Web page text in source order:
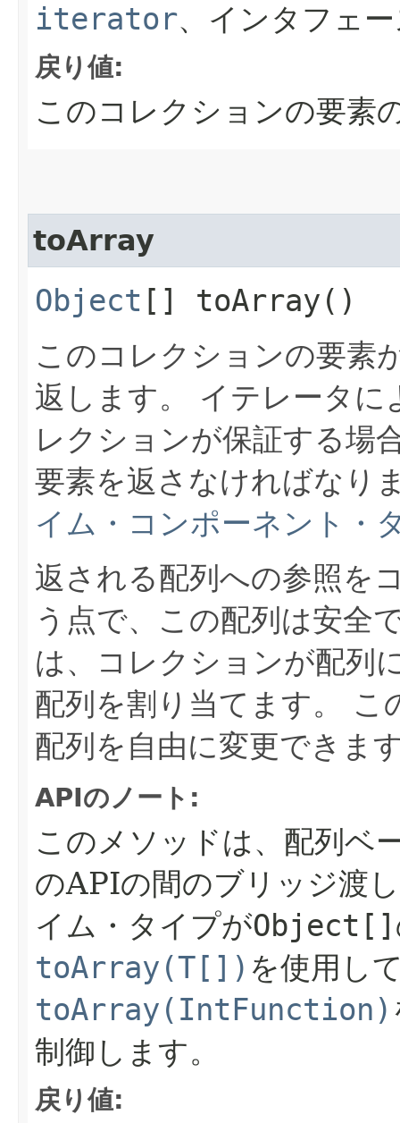
iterator、インタフェ
戻り値:
このコレクションの要素
toArray
Object [] toArray()
このコレクションの要素
返します。
イテレータに
レクションが保証する場
要素を返さなければなり
イム・コンポーネント・
返される配列への参照を
う点で、この配列は安全
は、コレクションが配列
配列を割り当てます。
こ
配列を自由に変更できま
APIのノート:
このメソッドは、配列ベ
のAPIの間のブリッジ渡
イム・タイプがObject[]
toArray(T[]) を使用し
toArray(IntFunction)
制御します。
戻り値: